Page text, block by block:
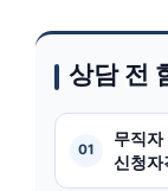
상담 전
01
무직자
신청자